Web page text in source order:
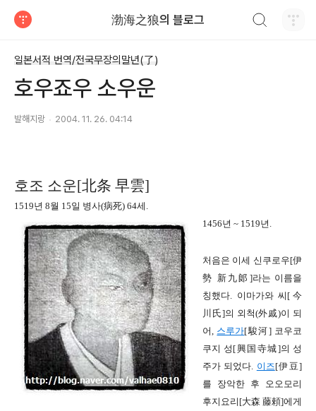
渤海之狼의 블로그
일본서적 번역/전국무장의말년(了)
호우죠우 소우운
발해지랑 2004. 11. 26. 04:14
호조 소운[北条 早雲]
1519년 8월 15일 병사(病死) 64세 .
1456년 ~ 1519년 .
처음은 이세 신쿠로우[伊
勢 新九郞]라는 이름을
칭했다. 이마가와 씨 [ 今
川氏]의 외척(外戚)이 되
어, 스루가[駿河] 코우코
쿠지 성[興国寺城]의 성
주가 되었다. 이즈[伊豆]
를 장악한 후 오오모리
후지요리 [大森 藤頼]에게